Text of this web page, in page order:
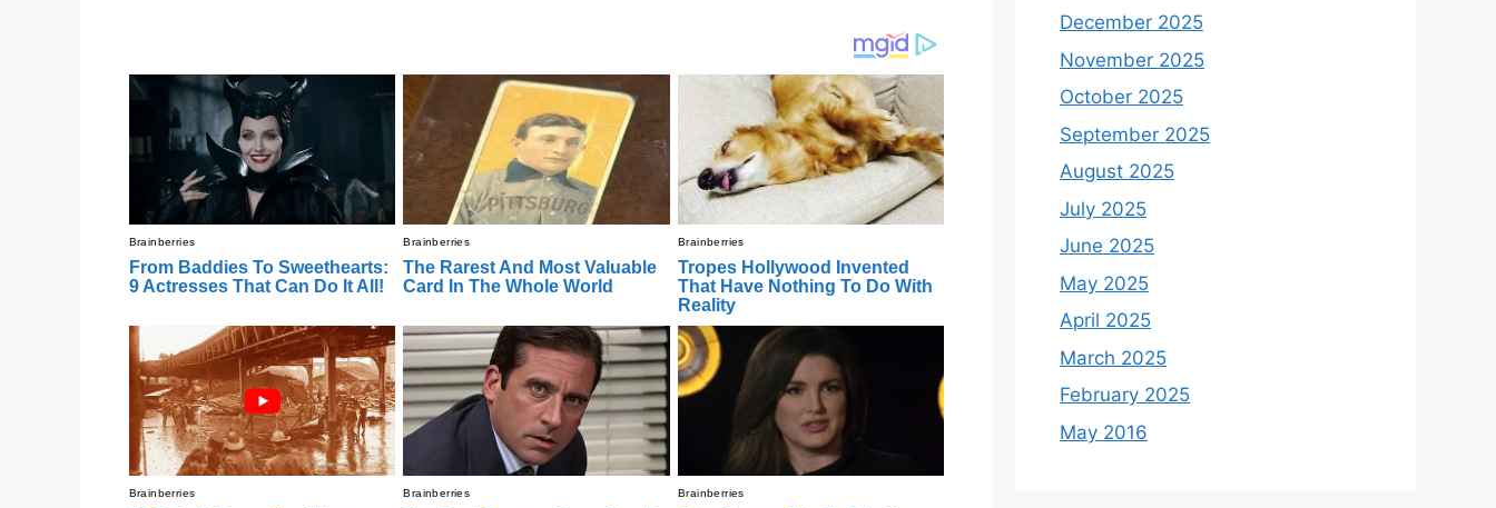
December 2025
November 2025
October 2025
September 2025
August 2025
July 2025
June 2025
May 2025
April 2025
March 2025
February 2025
May 2016